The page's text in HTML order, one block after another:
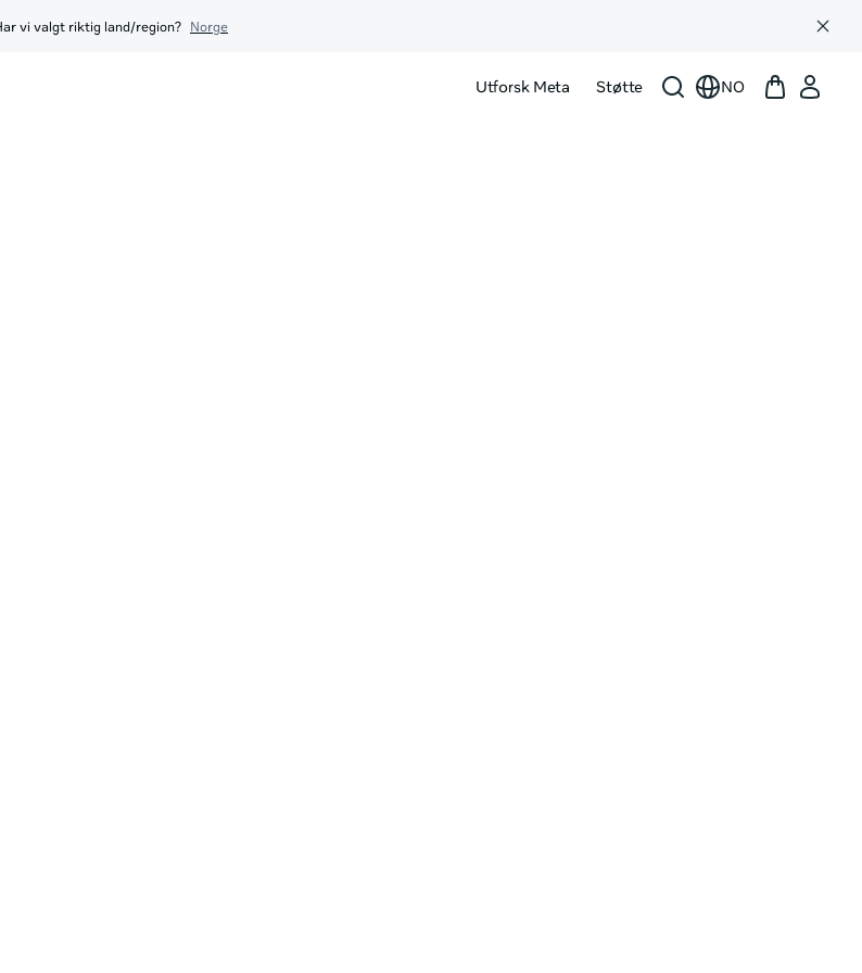
vi valgt riktig land/region? Norge
Utforsk Meta Støtte NO